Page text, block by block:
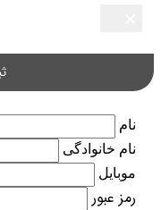
نام
نام خانوادگی
موبایل
رمز عبور